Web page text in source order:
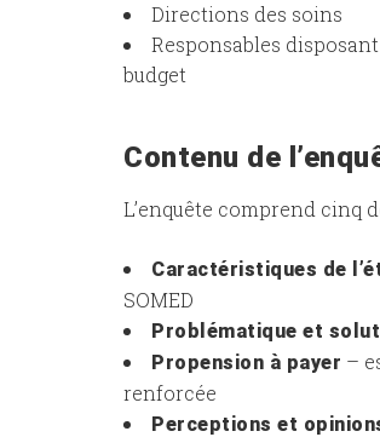
Directions des soins
Responsables
budget
Contenu de
L’enquête comprend cinq
Caractéristiques de
SOMED
Problématique et
Propension à payer –
renforcée
Perceptions et